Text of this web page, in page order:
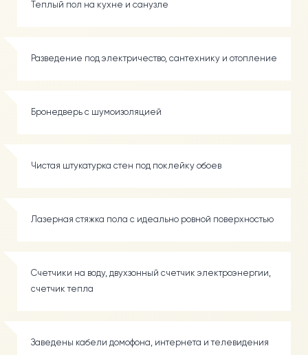
Теплый пол на кухне и санузле
Разведение под электричество, сантехнику и отопление
Бронедверь с шумоизоляцией
Чистая штукатурка стен под поклейку обоев
Лазерная стяжка пола с идеально ровной поверхностью
Счетчики на воду, двухзонный счетчик электроэнергии,
счетчик тепла
Заведены кабели домофона, интернета и телевидения